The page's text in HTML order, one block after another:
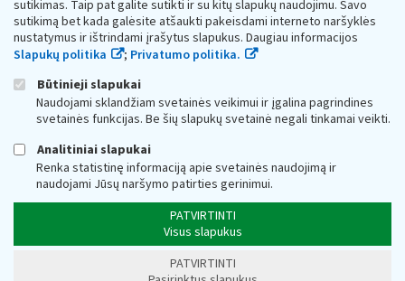
sutikimas. Taip pat galite sutikti ir su kitų slapukų naudojimu. Savo
sutikimą bet kada galėsite atšaukti pakeisdami interneto naršyklės
nustatymus ir ištrindami įrašytus slapukus. Daugiau informacijos
Slapukų politika
; Privatumo politika.
Būtinieji slapukai
Naudojami sklandžiam svetainės veikimui ir įgalina pagrindines
svetainės funkcijas. Be šių slapukų svetainė negali tinkamai veikti.
Analitiniai slapukai
Renka statistinę informaciją apie svetainės naudojimą ir
naudojami Jūsų naršymo patirties gerinimui.
PATVIRTINTI
Visus slapukus
PATVIRTINTI
adresas: Vasario 16-osios g. 14, 01107 Vilnius, Lietuva, el.paštas:
vmi@vmi.lt, E. pristatymo dėžutės adresas 188659752
Duomenys apie Valstybinę mokesčių inspekciją prie Lietuvos
Respublikos finansų ministerijos kaupiami ir saugomi Juridinių